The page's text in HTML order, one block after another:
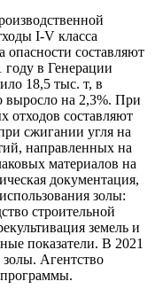
I-V класса
опасности составляют
году в Генерации
18,5 тыс. т, в
выросло на 2,3%. При
отходов составляют
сжигании угля на
направленных на
материалов на
документация,
золы:
строительной
земель и
показатели. В 2021
золы. Агентство
программы.